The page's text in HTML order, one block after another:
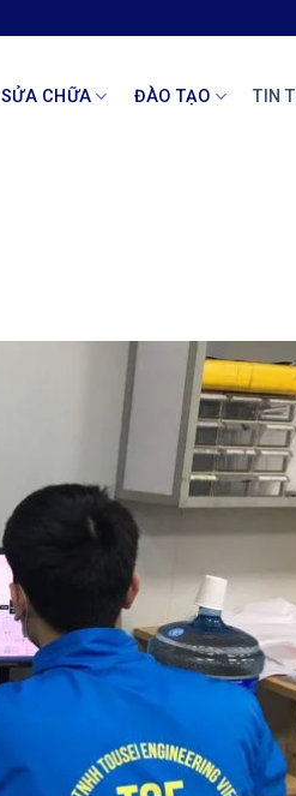
SỬA CHỮA ĐÀO TẠO TIN